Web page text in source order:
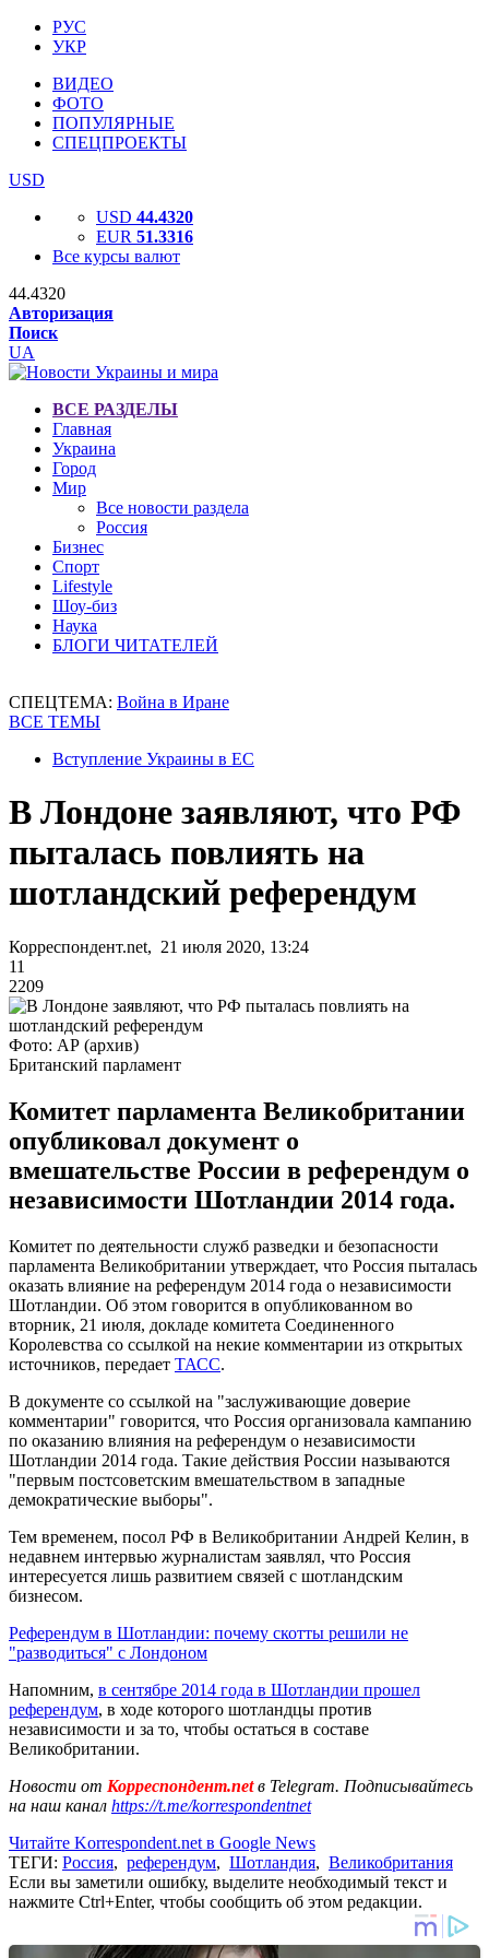
РУС
УКР
ВИДЕО
ФОТО
ПОПУЛЯРНЫЕ
СПЕЦПРОЕКТЫ
USD
USD 44.4320
EUR 51.3316
Все курсы валют
44.4320
Авторизация
Поиск
UA
ВСЕ РАЗДЕЛЫ
Главная
Украина
Город
Мир
Все новости раздела
Россия
Бизнес
Спорт
Lifestyle
Шоу-биз
Наука
БЛОГИ ЧИТАТЕЛЕЙ
СПЕЦТЕМА: Война в Иране
ВСЕ ТЕМЫ
Вступление Украины в ЕС
В Лондоне заявляют, что РФ
пыталась повлиять на
шотландский референдум
Корреспондент.net, 21 июля 2020, 13:24
11
2209
Фото: АР (архив)
Британский парламент
Комитет парламента Великобритании
опубликовал документ о
вмешательстве России в референдум о
независимости Шотландии 2014 года.
Комитет по деятельности служб разведки и безопасности
парламента Великобритании утверждает, что Россия пыталась
оказать влияние на референдум 2014 года о независимости
Шотландии. Об этом говорится в опубликованном во
вторник, 21 июля, докладе комитета Соединенного
Королевства со ссылкой на некие комментарии из открытых
источников, передает ТАСС.
В документе со ссылкой на "заслуживающие доверие
комментарии" говорится, что Россия организовала кампанию
по оказанию влияния на референдум о независимости
Шотландии 2014 года. Такие действия России называются
"первым постсоветским вмешательством в западные
демократические выборы".
Тем временем, посол РФ в Великобритании Андрей Келин, в
недавнем интервью журналистам заявлял, что Россия
интересуется лишь развитием связей с шотландским
бизнесом.
Референдум в Шотландии: почему скотты решили не
"разводиться" с Лондоном
Напомним, в сентябре 2014 года в Шотландии прошел
референдум, в ходе которого шотландцы против
независимости и за то, чтобы остаться в составе
Великобритании.
Новости от Корреспондент.netв Telegram. Подписывайтесь
на наш канал https://t.me/korrespondentnet
Читайте Korrespondent.net в Google News
ТЕГИ: Россия, референдум, Шотландия, Великобритания
Если вы заметили ошибку, выделите необходимый текст и
нажмите Ctrl+Enter, чтобы сообщить об этом редакции.